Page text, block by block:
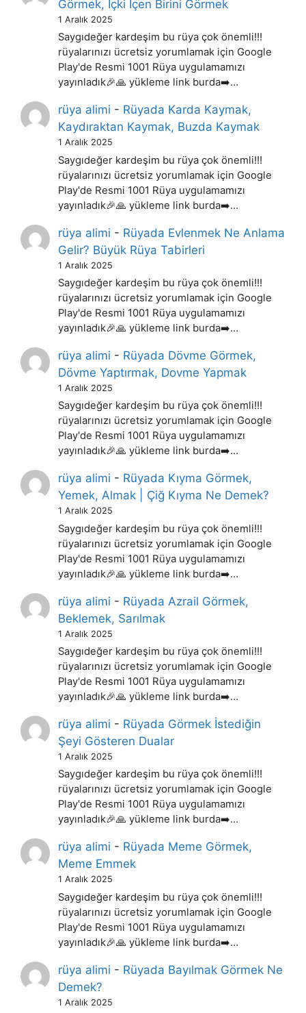
Görmek, İçki İçen Birini Görmek
1 Aralık 2025
Saygıdeğer kardeşim bu rüya çok önemli!!!
rüyalarınızı ücretsiz yorumlamak için Google
Play'de Resmi 1001 Rüya uygulamamızı
yayınladık🎉🙏 yükleme link burda➡️…
rüya alimi - Rüyada Karda Kaymak,
Kaydıraktan Kaymak, Buzda Kaymak
1 Aralık 2025
Saygıdeğer kardeşim bu rüya çok önemli!!!
rüyalarınızı ücretsiz yorumlamak için Google
Play'de Resmi 1001 Rüya uygulamamızı
yayınladık🎉🙏 yükleme link burda➡️…
rüya alimi - Rüyada Evlenmek Ne Anlama
Gelir? Büyük Rüya Tabirleri
1 Aralık 2025
Saygıdeğer kardeşim bu rüya çok önemli!!!
rüyalarınızı ücretsiz yorumlamak için Google
Play'de Resmi 1001 Rüya uygulamamızı
yayınladık🎉🙏 yükleme link burda➡️…
rüya alimi - Rüyada Dövme Görmek,
Dövme Yaptırmak, Dovme Yapmak
1 Aralık 2025
Saygıdeğer kardeşim bu rüya çok önemli!!!
rüyalarınızı ücretsiz yorumlamak için Google
Play'de Resmi 1001 Rüya uygulamamızı
yayınladık🎉🙏 yükleme link burda➡️…
rüya alimi - Rüyada Kıyma Görmek,
Yemek, Almak | Çiğ Kıyma Ne Demek?
1 Aralık 2025
Saygıdeğer kardeşim bu rüya çok önemli!!!
rüyalarınızı ücretsiz yorumlamak için Google
Play'de Resmi 1001 Rüya uygulamamızı
yayınladık🎉🙏 yükleme link burda➡️…
rüya alimi - Rüyada Azrail Görmek,
Beklemek, Sarılmak
1 Aralık 2025
Saygıdeğer kardeşim bu rüya çok önemli!!!
rüyalarınızı ücretsiz yorumlamak için Google
Play'de Resmi 1001 Rüya uygulamamızı
yayınladık🎉🙏 yükleme link burda➡️…
rüya alimi - Rüyada Görmek İstediğin
Şeyi Gösteren Dualar
1 Aralık 2025
Saygıdeğer kardeşim bu rüya çok önemli!!!
rüyalarınızı ücretsiz yorumlamak için Google
Play'de Resmi 1001 Rüya uygulamamızı
yayınladık🎉🙏 yükleme link burda➡️…
rüya alimi - Rüyada Meme Görmek,
Meme Emmek
1 Aralık 2025
Saygıdeğer kardeşim bu rüya çok önemli!!!
rüyalarınızı ücretsiz yorumlamak için Google
Play'de Resmi 1001 Rüya uygulamamızı
yayınladık🎉🙏 yükleme link burda➡️…
rüya alimi - Rüyada Bayılmak Görmek Ne
Demek?
1 Aralık 2025